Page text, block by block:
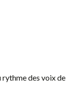
rythme des voix de